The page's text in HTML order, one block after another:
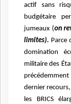
actif sans
budgétaire
jumeaux (on
limites). Parce
domination
militaire des
dernier
les BRICS